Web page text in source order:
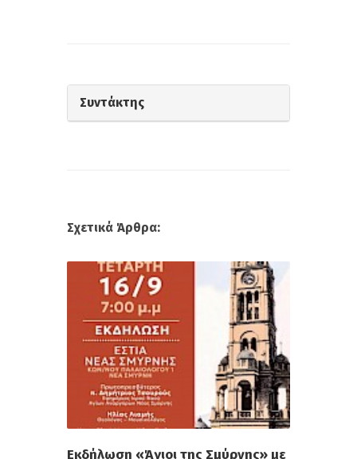
Συντάκτης
Σχετικά Άρθρα:
Εκδήλωση «Άγιοι της Σμύρνης» με